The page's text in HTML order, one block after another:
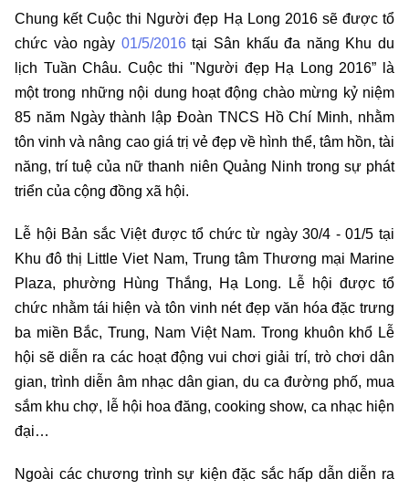
Chung kết Cuộc thi Người đẹp Hạ Long 2016 sẽ được tổ
chức vào ngày 01/5/2016tại Sân khấu đa năng Khu du
lịch Tuần Châu. Cuộc thi "Người đẹp Hạ Long 2016” là
một trong những nội dung hoạt động chào mừng kỷ niệm
85 năm Ngày thành lập Đoàn TNCS Hồ Chí Minh, nhằm
tôn vinh và nâng cao giá trị vẻ đẹp về hình thể, tâm hồn, tài
năng, trí tuệ của nữ thanh niên Quảng Ninh trong sự phát
triển của cộng đồng xã hội.
Lễ hội Bản sắc Việt được tổ chức từ ngày 30/4 - 01/5 tại
Khu đô thị Little Viet Nam, Trung tâm Thương mại Marine
Plaza, phường Hùng Thắng, Hạ Long. Lễ hội được tổ
chức nhằm tái hiện và tôn vinh nét đẹp văn hóa đặc trưng
ba miền Bắc, Trung, Nam Việt Nam. Trong khuôn khổ Lễ
hội sẽ diễn ra các hoạt động vui chơi giải trí, trò chơi dân
gian, trình diễn âm nhạc dân gian, du ca đường phố, mua
sắm khu chợ, lễ hội hoa đăng, cooking show, ca nhạc hiện
đại…
Ngoài các chương trình sự kiện đặc sắc hấp dẫn diễn ra